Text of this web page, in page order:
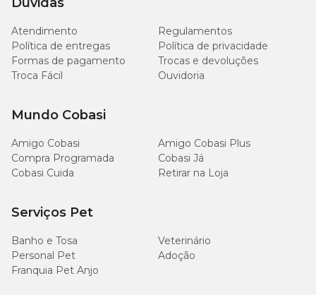
Composição
Tecido Algodão 82% / Poliéster 18%;
* A Troca do item pode ser realizada direto em uma das
lojas Cobasi!
em um de nossos canais de atendimento.
Atendimento
Regulamentos
Política de entregas
Política de privacidade
Formas de pagamento
Trocas e devoluções
Troca Fácil
Ouvidoria
Mundo Cobasi
Amigo Cobasi
Amigo Cobasi Plus
Compra Programada
Cobasi Já
Cobasi Cuida
Retirar na Loja
Serviços Pet
Banho e Tosa
Veterinário
Personal Pet
Adoção
Franquia Pet Anjo